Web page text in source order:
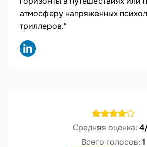
атмосферу напряженных
триллеров."
Средняя оценка:
Всего голосов: 1